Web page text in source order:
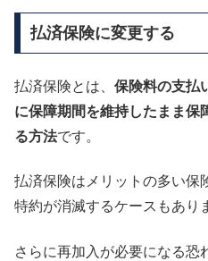
払済保険に変更する
払済保険とは、 保険料の支払
に保障期間を維持したまま保
る方法です。
払済保険はメリットの多い保
特約が消滅するケースもあり
さらに再加入が必要になる恐